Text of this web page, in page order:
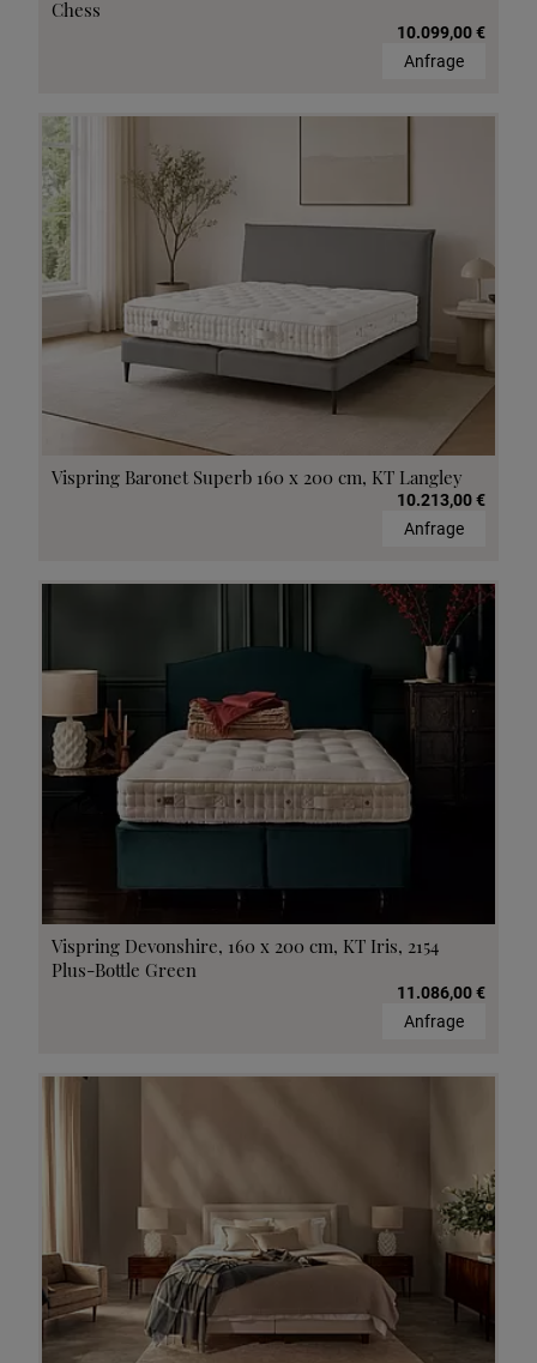
Chess
10.099,00 €
Anfrage
Vispring Baronet Superb 160 x 200 cm, KT Langley
10.213,00 €
Anfrage
Vispring Devonshire, 160 x 200 cm, KT Iris, 2154
Plus-Bottle Green
11.086,00 €
Anfrage